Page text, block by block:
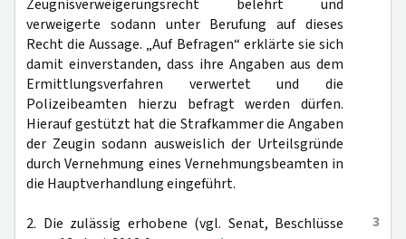
Zeugnisverweigerungsrecht belehrt und
verweigerte sodann unter Berufung auf dieses
Recht die Aussage. „Auf Befragen“ erklärte sie sich
damit einverstanden, dass ihre Angaben aus dem
Ermittlungsverfahren verwertet und die
Polizeibeamten hierzu befragt werden dürfen.
Hierauf gestützt hat die Strafkammer die Angaben
der Zeugin sodann ausweislich der Urteilsgründe
durch Vernehmung eines Vernehmungsbeamten in
die Hauptverhandlung eingeführt.
3
2. Die zulässig erhobene (vgl. Senat, Beschlüsse